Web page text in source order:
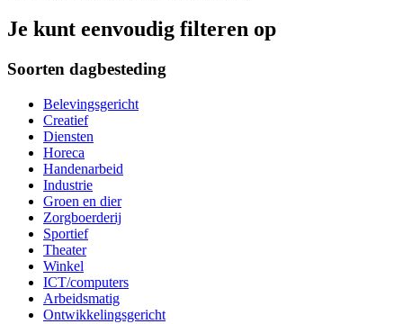
Je kunt eenvoudig filteren op
Soorten dagbesteding
Belevingsgericht
Creatief
Diensten
Horeca
Handenarbeid
Industrie
Groen en dier
Zorgboerderij
Sportief
Theater
Winkel
ICT/computers
Arbeidsmatig
Ontwikkelingsgericht